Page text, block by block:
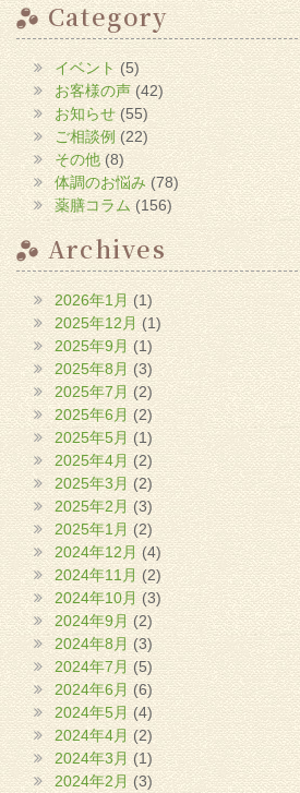
開
き
ま
す)
Category
イベント (5)
お客様の声 (42)
お知らせ(55)
ご相談例 (22)
その他(8)
体調のお悩み (78)
薬膳コラム (156)
Archives
2026年1月 (1)
2025年12月 (1)
2025年9月 (1)
2025年8月 (3)
2025年7月 (2)
2025年6月 (2)
2025年5月 (1)
2025年4月(2)
2025年3月 (2)
2025年2月 (3)
2025年1月 (2)
2024年12月 (4)
2024年11月 (2)
2024年10月 (3)
2024年9月 (2)
2024年8月 (3)
2024年7月(5)
2024年6月 (6)
2024年5月 (4)
2024年4月 (2)
2024年3月 (1)
2024年2月 (3)